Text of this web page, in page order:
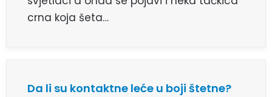
crna koja šeta…
Da li su kontaktne leće u boji štetne?